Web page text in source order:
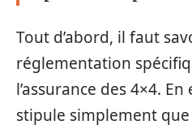
Tout d’abord, il faut
réglementation
l’assurance des 4×4.
stipule simplement